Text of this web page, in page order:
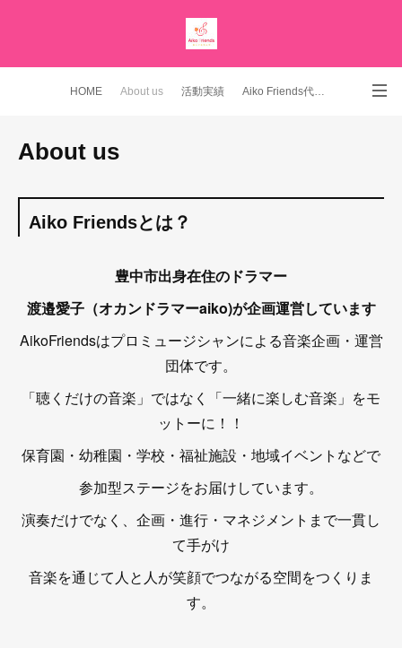
HOME About us 活動実績 Aiko Friends代表 YouTubeチャンネル
About us
Aiko Friendsとは？
豊中市出身在住のドラマー
渡邉愛子（オカンドラマーaiko)が企画運営しています
AikoFriendsはプロミュージシャンによる音楽企画・運営
団体です。
「聴くだけの音楽」ではなく「一緒に楽しむ音楽」をモ
ットーに！！
保育園・幼稚園・学校・福祉施設・地域イベントなどで
参加型ステージをお届けしています。
演奏だけでなく、企画・進行・マネジメントまで一貫し
て手がけ
音楽を通じて人と人が笑顔でつながる空間をつくりま
す。